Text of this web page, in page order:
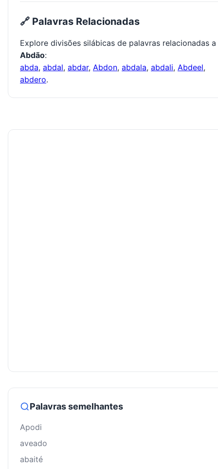
🔗 Palavras Relacionadas
Explore divisões silábicas de palavras relacionadas a
Abdão:
abda, abdal, abdar, Abdon, abdala, abdali, Abdeel,
abdero.
Palavras semelhantes
Apodi
aveado
abaité